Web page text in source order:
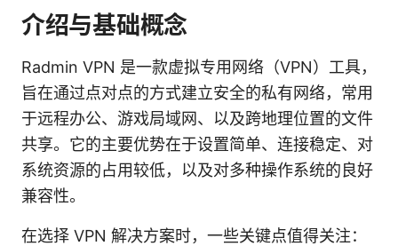
介绍与基础概念
Radmin VPN 是一款虚拟专用网络（VPN）工具，
旨在通过点对点的方式建立安全的私有网络，常用
于远程办公、游戏局域网、以及跨地理位置的文件
共享。它的主要优势在于设置简单、连接稳定、对
系统资源的占用较低，以及对多种操作系统的良好
兼容性。
在选择 VPN 解决方案时，一些关键点值得关注：